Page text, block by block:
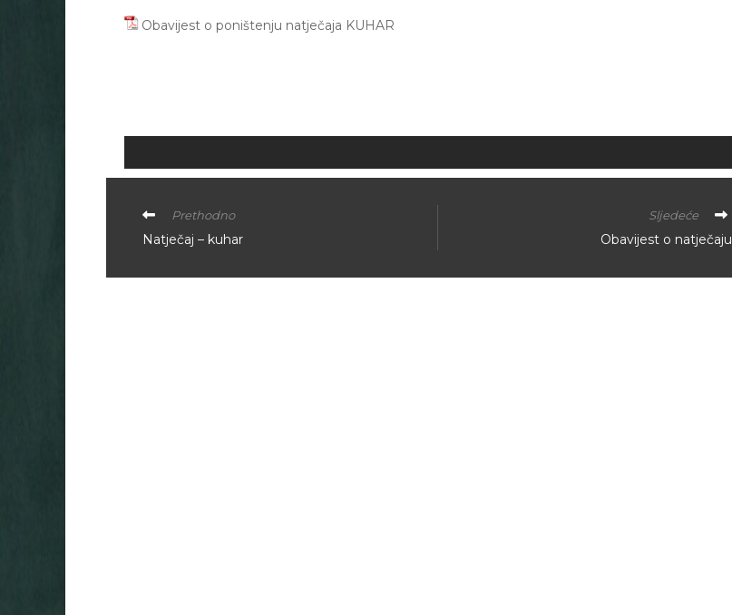
Obavijest o poništenju natječaja KUHAR
Prethodno
Natječaj – kuhar
Sljedeće
Obavijest o natječaju